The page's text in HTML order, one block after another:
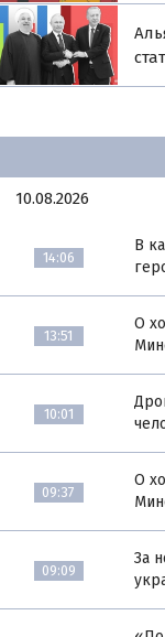
10.08.2026
14:06
В
13:51
О
10:01
09:37
О
09:09
За